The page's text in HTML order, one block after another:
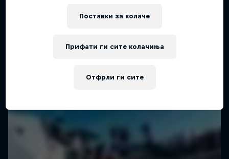
Поставки за колачe
Отфрли ги сите
Прифати ги сите колачиња